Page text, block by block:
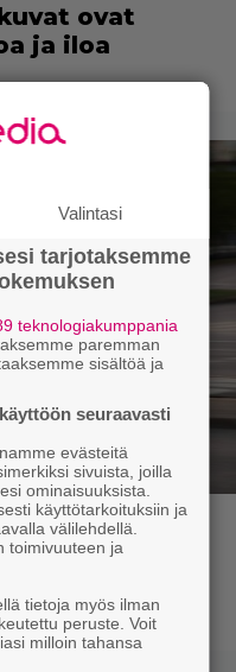
ovat
ja iloa
–
paosta
Valintasi
tarjotaksemme
teknologiakumppania
paremman
sisältöä ja
seuraavasti
evästeitä
sivuista, joilla
ominaisuuksista.
käyttötarkoituksiin ja
välilehdellä.
toimivuuteen ja
tietoja myös ilman
peruste. Voit
milloin tahansa